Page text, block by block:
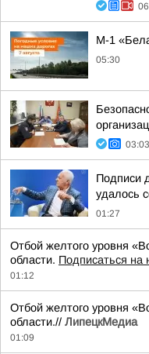
М-1
05:30
03:03
Подписи
удалось
01:27
Отбой желтого уровня
области. Подписаться
01:12
Отбой желтого уровня
области.// ЛипецкМедиа
01:09